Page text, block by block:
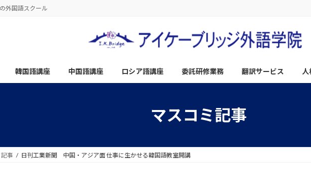
外国語スクール
韓国語講座 中国語講座 ロシア語講座 委託研修業務 翻訳サービス
マスコミ記事
事 日刊工業新聞 中国・アジア面 仕事に生かせる韓国語教室開講